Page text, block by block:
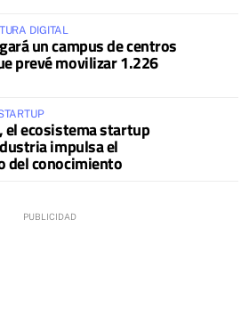
DIGITAL
un campus de centros
prevé movilizar 1.226
el ecosistema startup
impulsa el
del conocimiento